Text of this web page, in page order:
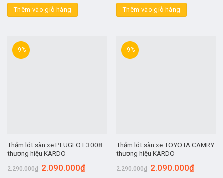
Thêm vào giỏ hàng Thêm vào giỏ hàng
-9%
Thảm lót sàn xe PEUGEOT 3008
thương hiệu KARDO
2.290.000₫ 2.090.000₫
-9%
Thảm lót sàn xe TOYOTA CAMRY
thương hiệu KARDO
2.290.000₫ 2.090.000₫